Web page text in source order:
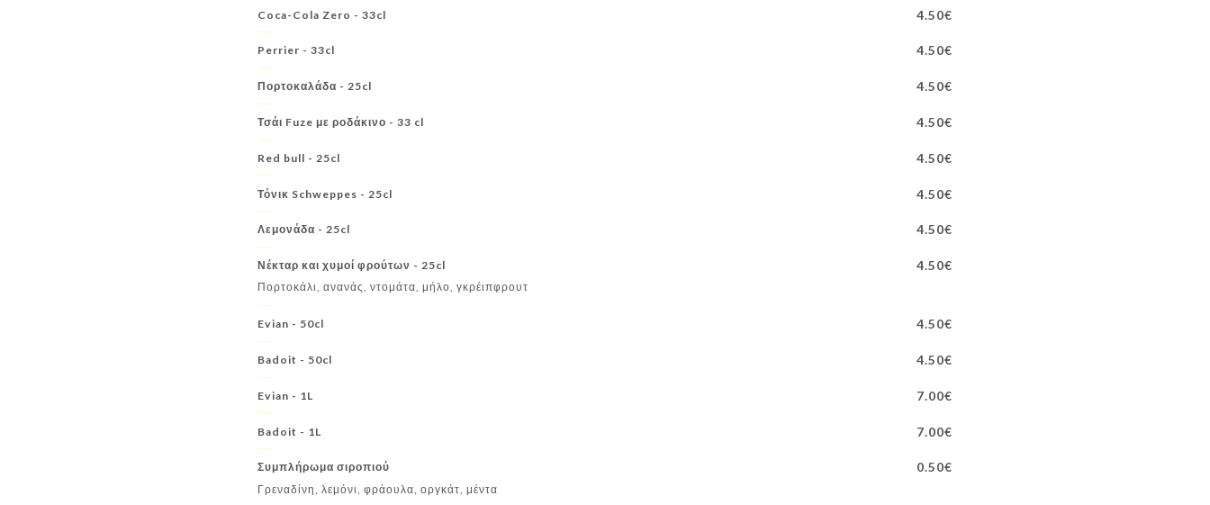
Coca-Cola Zero - 33cl 4.50€
Perrier - 33cl 4.50€
Πορτοκαλάδα - 25cl 4.50€
Τσάι Fuze με ροδάκινο - 33 cl 4.50€
Red bull - 25cl 4.50€
Τόνικ Schweppes - 25cl 4.50€
Λεμονάδα - 25cl 4.50€
Νέκταρ και χυμοί φρούτων - 25cl 4.50€
Πορτοκάλι, ανανάς, ντομάτα, μήλο, γκρέιπφρουτ
Evian - 50cl 4.50€
Badoit - 50cl 4.50€
Evian - 1L 7.00€
Badoit - 1L 7.00€
Συμπλήρωμα σιροπιού 0.50€
Γρεναδίνη, λεμόνι, φράουλα, οργκάτ, μέντα